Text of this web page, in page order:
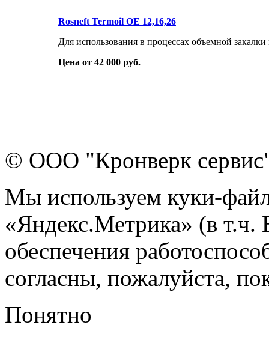
Rosneft Termoil OE 12,16,26
Для использования в процессах объемной
Цена от 42 000 руб.
© ООО "Кронверк
Мы используем куки-
«Яндекс.Метрика» (в т.ч.
обеспечения
согласны, пожалуйста,
Понятно